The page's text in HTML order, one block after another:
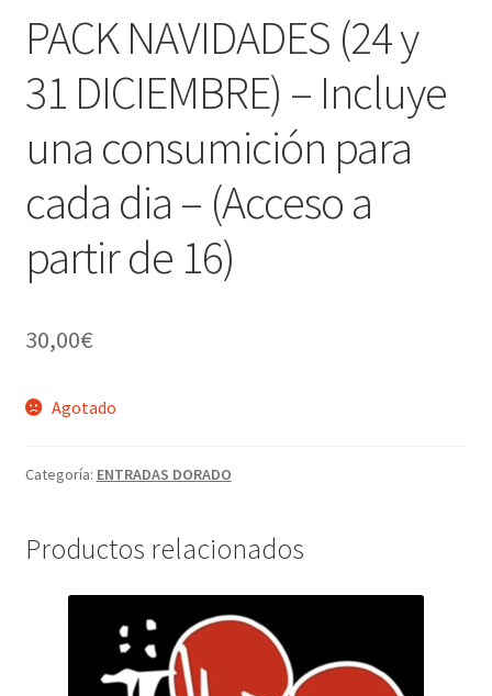
PACK NAVIDADES (24 y
31 DICIEMBRE) – Incluye
una consumición para
cada dia – (Acceso a
partir de 16)
30,00€
Agotado
Categoría: ENTRADAS DORADO
Productos relacionados